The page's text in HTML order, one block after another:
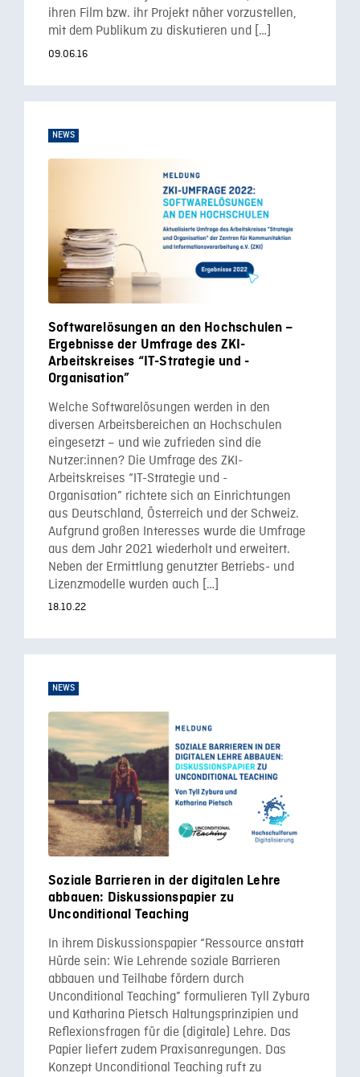
ihren Film bzw. ihr Projekt näher vorzustellen,
mit dem Publikum zu diskutieren und […]
09.06.16
NEWS
Softwarelösungen an den Hochschulen –
Ergebnisse der Umfrage des ZKI-
Arbeitskreises “IT-Strategie und -
Organisation”
Welche Softwarelösungen werden in den
diversen Arbeitsbereichen an Hochschulen
eingesetzt – und wie zufrieden sind die
Nutzer:innen? Die Umfrage des ZKI-
Arbeitskreises “IT-Strategie und -
Organisation” richtete sich an Einrichtungen
aus Deutschland, Österreich und der Schweiz.
Aufgrund großen Interesses wurde die Umfrage
aus dem Jahr 2021 wiederholt und erweitert.
Neben der Ermittlung genutzter Betriebs- und
Lizenzmodelle wurden auch […]
18.10.22
NEWS
Soziale Barrieren in der digitalen Lehre
abbauen: Diskussionspapier zu
Unconditional Teaching
In ihrem Diskussionspapier “Ressource anstatt
Hürde sein: Wie Lehrende soziale Barrieren
abbauen und Teilhabe fördern durch
Unconditional Teaching” formulieren Tyll Zybura
und Katharina Pietsch Haltungsprinzipien und
Reflexionsfragen für die (digitale) Lehre. Das
Papier liefert zudem Praxisanregungen. Das
Konzept Unconditional Teaching ruft zu